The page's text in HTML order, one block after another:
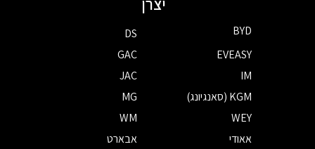
BYD
DS
EVEASY
GAC
IM
JAC
KGM (סאנגיונג)
MG
WEY
WM
אאודי
אבארט